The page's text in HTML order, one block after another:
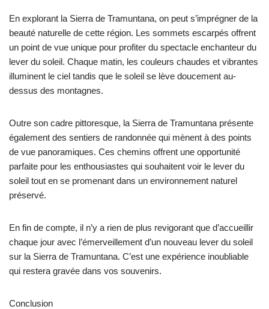
En explorant la Sierra de Tramuntana, on peut s’imprégner de la
beauté naturelle de cette région. Les sommets escarpés offrent
un point de vue unique pour profiter du spectacle enchanteur du
lever du soleil. Chaque matin, les couleurs chaudes et vibrantes
illuminent le ciel tandis que le soleil se lève doucement au-
dessus des montagnes.
Outre son cadre pittoresque, la Sierra de Tramuntana présente
également des sentiers de randonnée qui mènent à des points
de vue panoramiques. Ces chemins offrent une opportunité
parfaite pour les enthousiastes qui souhaitent voir le lever du
soleil tout en se promenant dans un environnement naturel
préservé.
En fin de compte, il n’y a rien de plus revigorant que d’accueillir
chaque jour avec l’émerveillement d’un nouveau lever du soleil
sur la Sierra de Tramuntana. C’est une expérience inoubliable
qui restera gravée dans vos souvenirs.
Conclusion